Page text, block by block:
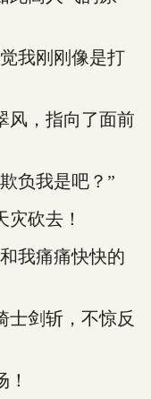
我刚刚像是打
，指向了面前
负我是吧？”
砍去！
我痛痛快快的
剑斩，不惊反